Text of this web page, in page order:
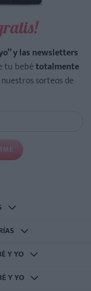
y las newsletters
tu bebétotalmente
sorteos de
Y YO
Y YO